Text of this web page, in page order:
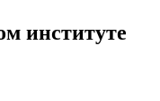
институте